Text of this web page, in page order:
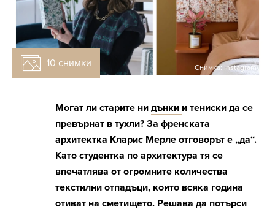
10 снимки Снимка: Instagram
Могат ли старите ни дънки и тениски да се
превърнат в тухли? За френската
архитектка Кларис Мерле отговорът е „да“.
Като студентка по архитектура тя се
впечатлява от огромните количества
текстилни отпадъци, които всяка година
отиват на сметището. Решава да потърси